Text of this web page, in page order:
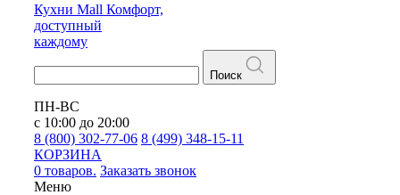
Кухни Mall Комфорт,
доступный
каждому
Поиск
ПН-ВС
с 10:00 до 20:00
8 (800) 302-77-06 8 (499) 348-15-11
КОРЗИНА
0 товаров. Заказать звонок
Меню